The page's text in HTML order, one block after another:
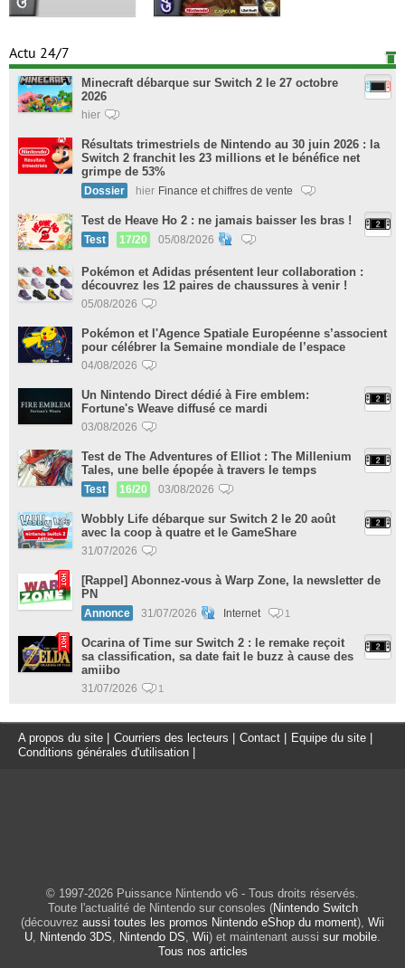
Actu 24/7
Minecraft débarque sur Switch 2 le 27 octobre
2026
hier
Résultats trimestriels de Nintendo au 30 juin 2026 : la
Switch 2 franchit les 23 millions et le bénéfice net
grimpe de 53%
Dossier hier Finance et chiffres de vente
Test de Heave Ho 2 : ne jamais baisser les bras !
Test 17/20 05/08/2026
Pokémon et Adidas présentent leur collaboration :
découvrez les 12 paires de chaussures à venir !
05/08/2026
Pokémon et l'Agence Spatiale Européenne s’associent
pour célébrer la Semaine mondiale de l’espace
04/08/2026
Un Nintendo Direct dédié à Fire emblem:
Fortune's Weave diffusé ce mardi
03/08/2026
Test de The Adventures of Elliot : The Millenium
Tales, une belle épopée à travers le temps
Test 16/20 03/08/2026
Wobbly Life débarque sur Switch 2 le 20 août
avec la coop à quatre et le GameShare
31/07/2026
[Rappel] Abonnez-vous à Warp Zone, la newsletter de
PN
Annonce 31/07/2026 Internet 1
Ocarina of Time sur Switch 2 : le remake reçoit
sa classification, sa date fait le buzz à cause des
amiibo
31/07/2026 1
A propos du site Courriers des lecteurs Contact Equipe du site
Conditions générales d'utilisation
© 1997-2026 Puissance Nintendo v6 - Tous droits réservés.
Toute l'actualité de Nintendo sur consoles (Nintendo Switch
(découvrez aussi toutes les promos Nintendo eShop du moment), Wii
U, Nintendo 3DS, Nintendo DS, Wii) et maintenant aussi sur mobile.
Tous nos articles